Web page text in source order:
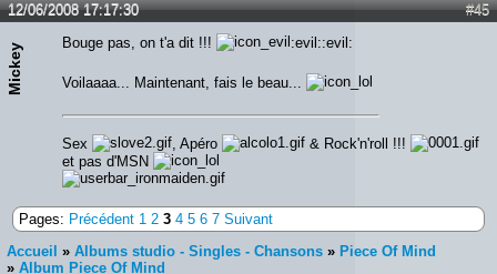
#45
12/06/2008 17:17:30
Mickey Bouge pas, on t'a dit !!! :evil::evil:
Voilaaaa... Maintenant, fais le beau...
Sex , Apéro
& Rock'n'roll !!!
et pas d'MSN
Pages: Précédent 1 2 3 4 5 6 7 Suivant
Accueil » Albums studio - Singles - Chansons » Piece Of Mind
» Album Piece Of Mind